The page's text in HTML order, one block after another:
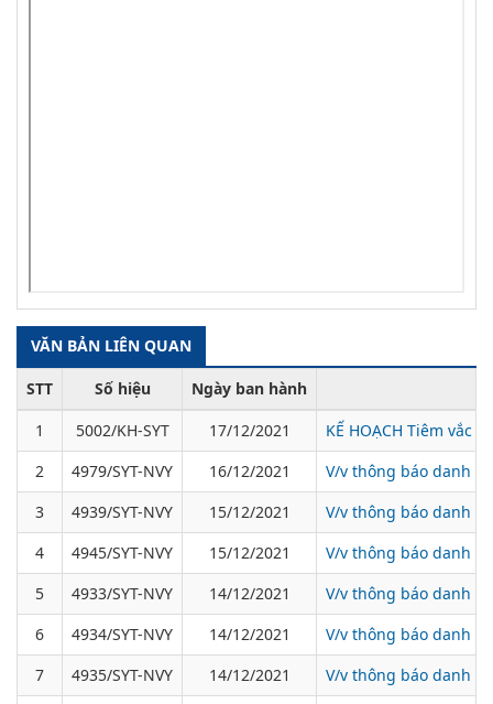
VĂN BẢN LIÊN QUAN
STT Số hiệu
Ngày ban hành
1
5002/KH-SYT 17/12/2021
KẾ HOẠCH Tiêm vắc
2
4979/SYT-NVY 16/12/2021
V/v thông báo danh
3
4939/SYT-NVY 15/12/2021
V/v thông báo danh
4
4945/SYT-NVY 15/12/2021
V/v thông báo danh
5
4933/SYT-NVY 14/12/2021
V/v thông báo danh
6
4934/SYT-NVY 14/12/2021
V/v thông báo danh
7
4935/SYT-NVY 14/12/2021 V/v thông báo danh